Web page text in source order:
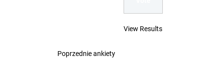
View Results
Poprzednie ankiety